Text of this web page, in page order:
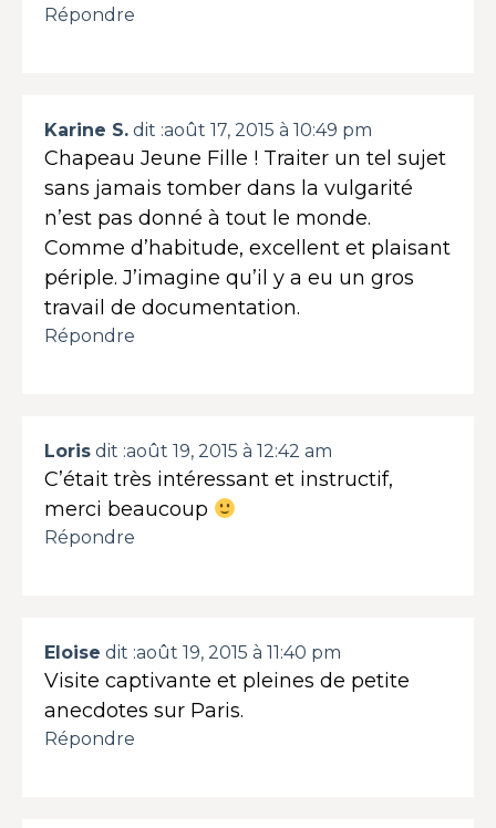
Répondre
Karine S. dit :août 17, 2015 à 10:49 pm
Chapeau Jeune Fille ! Traiter un tel sujet
sans jamais tomber dans la vulgarité
n’est pas donné à tout le monde.
Comme d’habitude, excellent et plaisant
périple. J’imagine qu’il y a eu un gros
travail de documentation.
Répondre
Loris dit :août 19, 2015 à 12:42 am
C’était très intéressant et instructif,
merci beaucoup
Répondre
Eloise dit :août 19, 2015 à 11:40 pm
Visite captivante et pleines de petite
anecdotes sur Paris.
Répondre